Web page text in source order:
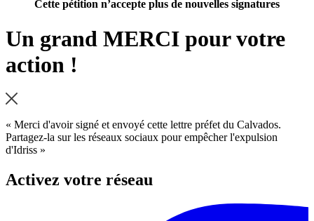
Cette pétition n’accepte plus de nouvelles signatures
Un grand MERCI pour votre
action !
« Merci d'avoir signé et envoyé cette lettre préfet du Calvados.
Partagez-la sur les réseaux sociaux pour empêcher l'expulsion
d'Idriss »
Activez votre réseau